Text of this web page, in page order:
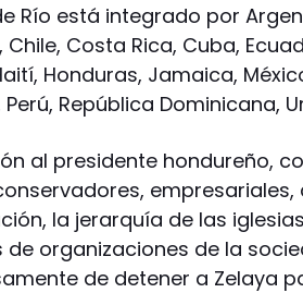
Río está integrado por
Costa Rica, Cuba,
Honduras, Jamaica,
República Dominicana,
al presidente hondureño,
la jerarquía de las
de organizaciones de la
de detener a Zelaya